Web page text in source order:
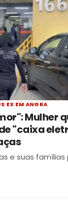
EX EM ANGRA
Mulher
"caixa
e suas